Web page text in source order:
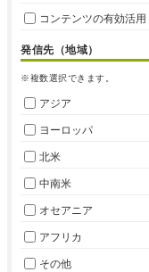
コンテンツの有効活用
発信先（地域）
※複数選択できます。
アジア
ヨーロッパ
北米
中南米
オセアニア
アフリカ
その他